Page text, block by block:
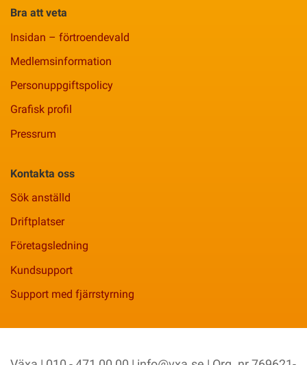
Bra att veta
Insidan – förtroendevald
Medlemsinformation
Personuppgiftspolicy
Grafisk profil
Pressrum
Kontakta oss
Sök anställd
Driftplatser
Företagsledning
Kundsupport
Support med fjärrstyrning